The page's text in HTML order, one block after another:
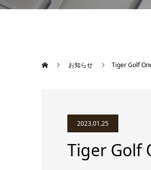
お知らせ Tiger Golf
2023.01.25
Tiger Golf